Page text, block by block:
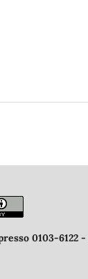
0103-6122 -